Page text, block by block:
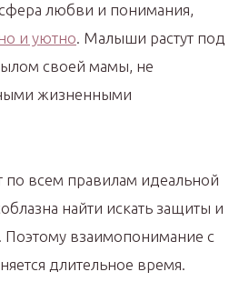
любви и понимания,
и уютно. Малыши растут под
своей мамы, не
жизненными
по всем правилам идеальной
найти искать защиты и
Поэтому взаимопонимание с
длительное время.